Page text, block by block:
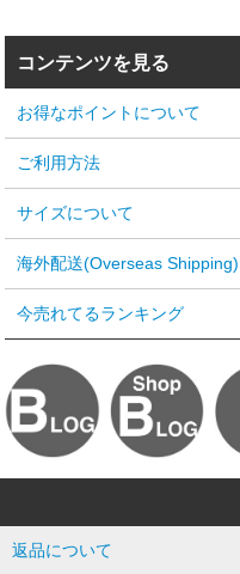
コンテンツを見る
お得なポイントについて
ご利用方法
サイズについて
海外配送(Overseas Shipping)
今売れてるランキング
返品について